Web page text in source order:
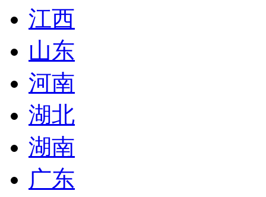
江西
山东
河南
湖北
湖南
广东